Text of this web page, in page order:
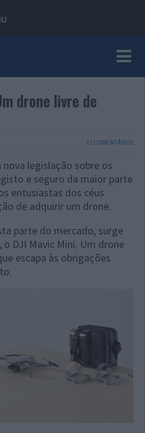
drone livre de
12 COMENTÁRIOS
legislação sobre os
e seguro da maior parte
entusiastas dos céus
de adquirir um drone.
parte do mercado, surge
DJI Mavic Mini. Um drone
escapa às obrigações